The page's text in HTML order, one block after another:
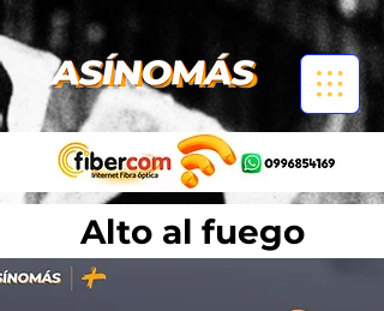
Alto al fuego